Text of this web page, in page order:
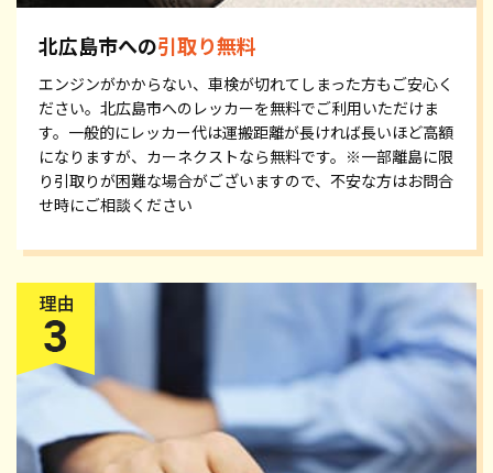
北広島市への引取り無料
エンジンがかからない、車検が切れてしまった方もご安心く
ださい。北広島市へのレッカーを無料でご利用いただけま
す。一般的にレッカー代は運搬距離が長ければ長いほど高額
になりますが、カーネクストなら無料です。※一部離島に限
り引取りが困難な場合がございますので、不安な方はお問合
せ時にご相談ください